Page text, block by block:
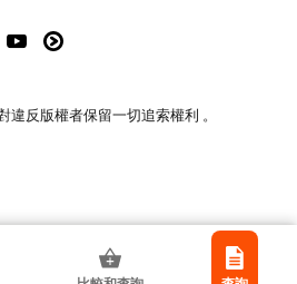
Ltd
違反版權者保留一切追索權利 。